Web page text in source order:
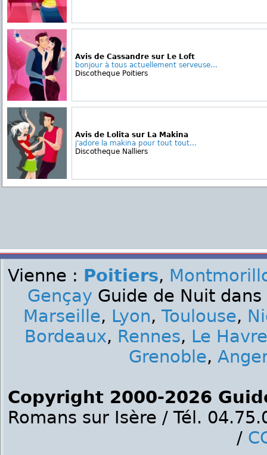
Avis de Cassandre sur Le Loft
bonjour à tous actuellement serveuse...
Discotheque Poitiers
Avis de Lolita sur La Makina
j'adore la makina pour tout tout...
Discotheque Nalliers
Vienne : Poitiers,
Gençay Guide de Nuit
Marseille, Lyon, Toulouse,
Bordeaux, Rennes, Le Havre
Grenoble,
Copyright 2000-2026
Romans sur Isère / Tél.
/